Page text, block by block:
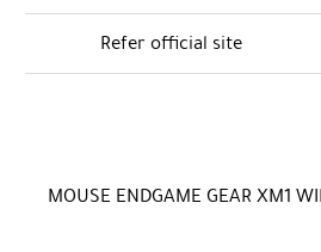
Refer official site
MOUSE ENDGAME GEAR XM1